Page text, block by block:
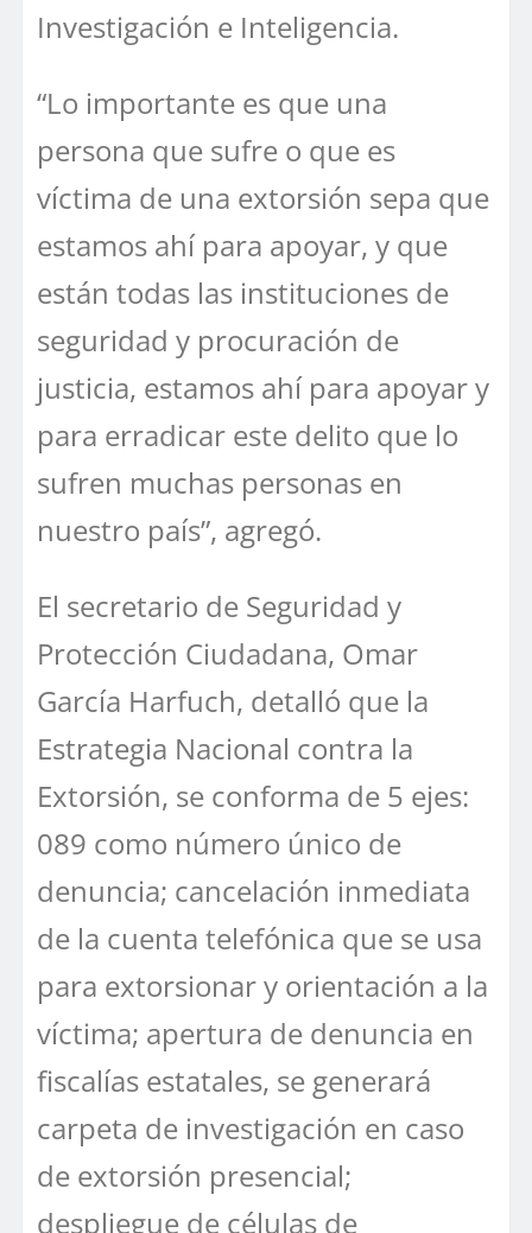
Investigación e Inteligencia.
“Lo importante es que una
persona que sufre o que es
víctima de una extorsión sepa que
estamos ahí para apoyar, y que
están todas las instituciones de
seguridad y procuración de
justicia, estamos ahí para apoyar y
para erradicar este delito que lo
sufren muchas personas en
nuestro país”, agregó.
El secretario de Seguridad y
Protección Ciudadana, Omar
García Harfuch, detalló que la
Estrategia Nacional contra la
Extorsión, se conforma de 5 ejes:
089 como número único de
denuncia; cancelación inmediata
de la cuenta telefónica que se usa
para extorsionar y orientación a la
víctima; apertura de denuncia en
fiscalías estatales, se generará
carpeta de investigación en caso
de extorsión presencial;
despliegue de células de